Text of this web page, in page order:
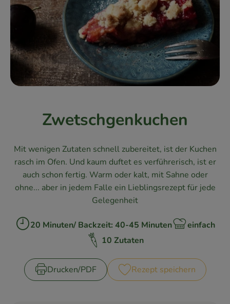
Kühlschrank
Vorratskammer
Getränke
So geht’s
Über uns
Blog
Zwetschgenkuchen
Mit wenigen Zutaten schnell zubereitet, ist der Kuchen
rasch im Ofen. Und kaum duftet es verführerisch, ist er
auch schon fertig. Warm oder kalt, mit Sahne oder
ohne... aber in jedem Falle ein Lieblingsrezeptfür jede
Gelegenheit
Zubreitungszeit:
20 Minuten/ Backzeit: 40-45 MinutenSchwierigkeit:
einfach
10 Zutaten
Drucken​/​PDF Rezept speichern